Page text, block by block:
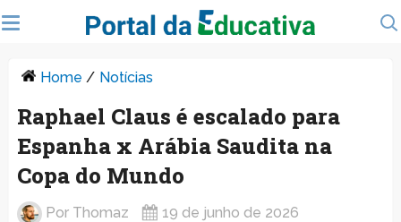
Home / Notícias
Raphael Claus é escalado para
Espanha x Arábia Saudita na
Copa do Mundo
Por Thomaz 19 de junho de 2026